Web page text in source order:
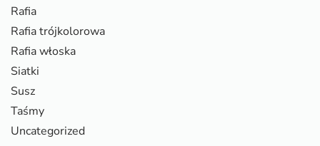
Rafia
Rafia trójkolorowa
Rafia włoska
Siatki
Susz
Taśmy
Uncategorized